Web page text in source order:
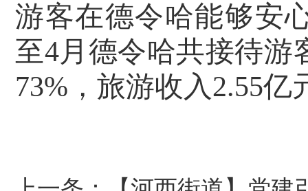
游客在德令哈能够安
至4月德令哈共接待游
73% ，旅游收入2.55亿